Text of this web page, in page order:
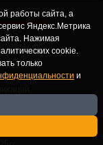
ЭЛ № ФС
по
и
Почта:
работы сайта, а
Яндекс.Метрика
Нажимая
cookie.
только
и